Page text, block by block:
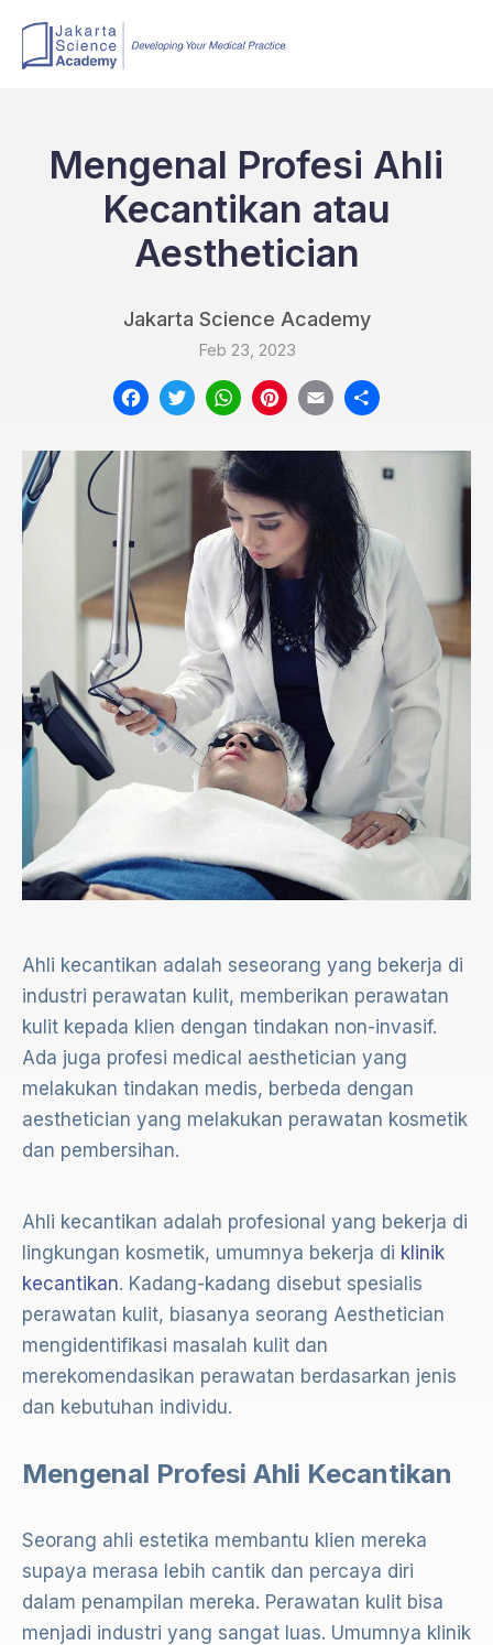
Mengenal Profesi Ahli
Kecantikan atau
Aesthetician
Jakarta Science Academy
Feb 23, 2023
Facebook
Twitter
WhatsApp
Pinterest
Email
Ahli kecantikan adalah seseorang yang bekerja di
industri perawatan kulit, memberikan perawatan
kulit kepada klien dengan tindakan non-invasif.
Ada juga profesi medical aesthetician yang
melakukan tindakan medis, berbeda dengan
aesthetician yang melakukan perawatan kosmetik
dan pembersihan.
Ahli kecantikan adalah profesional yang bekerja di
lingkungan kosmetik, umumnya bekerja di klinik
kecantikan. Kadang-kadang disebut spesialis
perawatan kulit, biasanya seorang Aesthetician
mengidentifikasi masalah kulit dan
merekomendasikan perawatan berdasarkan jenis
dan kebutuhan individu.
Mengenal Profesi Ahli Kecantikan
Seorang ahli estetika membantu klien mereka
supaya merasa lebih cantik dan percaya diri
dalam penampilan mereka. Perawatan kulit bisa
menjadi industri yang sangat luas. Umumnya klinik